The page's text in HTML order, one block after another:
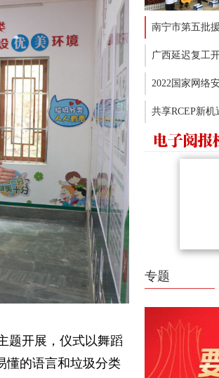
题开展，仪式以舞蹈
懂的语言和垃圾分类
南宁市第五批
广西延迟复工
2022国家网络
共享RCEP新
专题